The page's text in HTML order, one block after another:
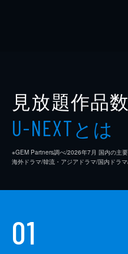
見放題作品数
U-NEXTとは
※GEM Partners調べ/2026年7⽉ 国内の主
海外ドラマ/韓流・アジアドラマ/国内ドラ
01